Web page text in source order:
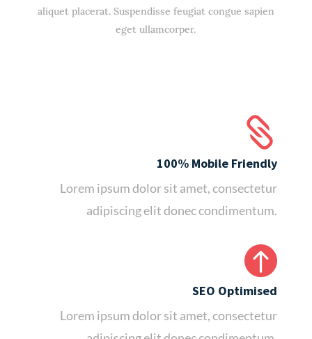
aliquet placerat. Suspendisse feugiat congue sapien
eget ullamcorper.

100% Mobile Friendly
Lorem ipsum dolor sit amet, consectetur
adipiscing elit donec condimentum.

SEO Optimised
Lorem ipsum dolor sit amet, consectetur